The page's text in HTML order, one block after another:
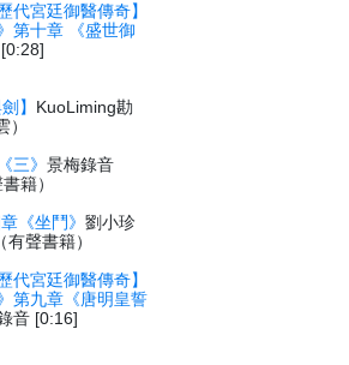
代宮廷御醫傳奇】
第十章 《盛世御
】 KuoLiming勘
三》景梅錄音
籍）
章《坐鬥》劉小珍
聲書籍）
代宮廷御醫傳奇】
第九章《唐明皇誓
音 [0:16]